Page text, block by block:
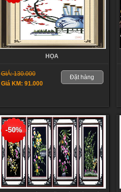
HỌA
GIÁ: 130.000
Giá KM: 91.000
Đặt hàng
-50%